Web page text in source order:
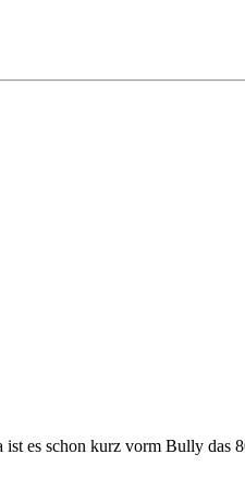
ist es schon kurz vorm Bully das